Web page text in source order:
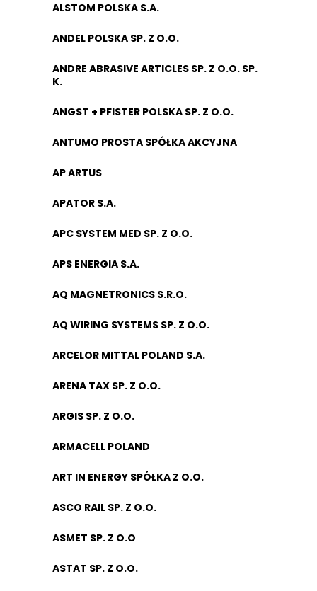
ALSTOM POLSKA S.A.
ANDEL POLSKA SP. Z O.O.
ANDRE ABRASIVE ARTICLES SP. Z O.O. SP.
K.
ANGST + PFISTER POLSKA SP. Z O.O.
ANTUMO PROSTA SPÓŁKA AKCYJNA
AP ARTUS
APATOR S.A.
APC SYSTEM MED SP. Z O.O.
APS ENERGIA S.A.
AQ MAGNETRONICS S.R.O.
AQ WIRING SYSTEMS SP. Z O.O.
ARCELOR MITTAL POLAND S.A.
ARENA TAX SP. Z O.O.
ARGIS SP. Z O.O.
ARMACELL POLAND
ART IN ENERGY SPÓŁKA Z O.O.
ASCO RAIL SP. Z O.O.
ASMET SP. Z O.O
ASTAT SP. Z O.O.